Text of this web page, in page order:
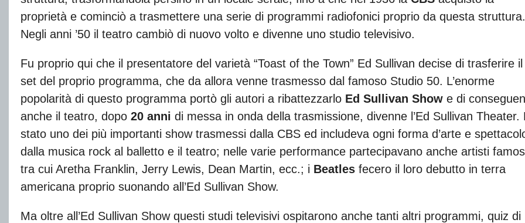
proprietà e cominciò a trasmettere una serie di programmi radiofonici proprio da questa struttura.
Negli anni ’50 il teatro cambiò di nuovo volto e divenne uno studio televisivo.
Fu proprio qui che il presentatore del varietà “Toast of the Town” Ed Sullivan decise di trasferire il
set del proprio programma, che da allora venne trasmesso dal famoso Studio 50. L’enorme
popolarità di questo programma portò gli autori a ribattezzarlo Ed Sullivan Show e di
anche il teatro, dopo 20 anni di messa in onda della trasmissione, divenne l’Ed Sullivan Theater.
stato uno dei più importanti show trasmessi dalla CBS ed includeva ogni forma d’arte e
dalla musica rock al balletto e il teatro; nelle varie performance partecipavano anche artisti
tra cui Aretha Franklin, Jerry Lewis, Dean Martin, ecc.; i Beatles fecero il loro debutto in terra
americana proprio suonando all’Ed Sullivan Show.
Ma oltre all’Ed Sullivan Show questi studi televisivi ospitarono anche tanti altri programmi, quiz di